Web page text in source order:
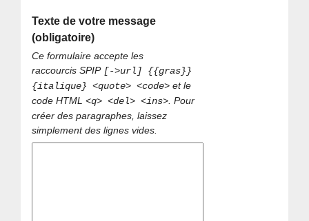
Texte de votre message
(obligatoire)
Ce formulaire accepte les
raccourcis SPIP [->url] {{gras}}
{italique} <quote> <code> et le
code HTML<q> <del> <ins>. Pour
créer des paragraphes, laissez
simplement des lignes vides.